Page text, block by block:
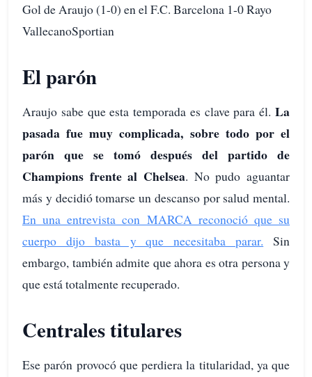
Gol de Araujo (1-0) en el F.C. Barcelona 1-0 Rayo
VallecanoSportian
El parón
Araujo sabe que esta temporada es clave para él. La
pasada fue muy complicada, sobre todo por el
parón que se tomó después del partido de
Champions frente al Chelsea. No pudo aguantar
más y decidió tomarse un descanso por salud mental.
En una entrevista con MARCA reconoció que su
cuerpo dijo basta y que necesitaba parar. Sin
embargo, también admite que ahora es otra persona y
que está totalmente recuperado.
Centrales titulares
Ese parón provocó que perdiera la titularidad, ya que